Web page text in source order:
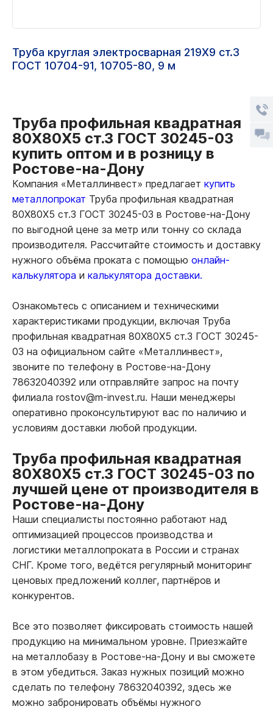
Труба круглая электросварная 219Х9 ст.3
ГОСТ 10704-91, 10705-80, 9 м
Труба профильная квадратная
80Х80Х5 ст.3 ГОСТ 30245-03
купить оптом и в розницу в
Ростове-на-Дону
Компания «Металлинвест» предлагает купить
металлопрокат Труба профильная квадратная
80Х80Х5 ст.3 ГОСТ 30245-03 в Ростове-на-Дону
по выгодной цене за метр или тонну со склада
производителя. Рассчитайте стоимость и доставку
нужного объёма проката с помощью онлайн-
калькулятора и калькулятора доставки.
Ознакомьтесь с описанием и техническими
характеристиками продукции, включая Труба
профильная квадратная 80Х80Х5 ст.3 ГОСТ 30245-
03 на официальном сайте «Металлинвест»,
звоните по телефону в Ростове-на-Дону
78632040392 или отправляйте запрос на почту
филиала rostov@m-invest.ru. Наши менеджеры
оперативно проконсультируют вас по наличию и
условиям доставки любой продукции.
Труба профильная квадратная
80Х80Х5 ст.3 ГОСТ 30245-03 по
лучшей цене от производителя в
Ростове-на-Дону
Наши специалисты постоянно работают над
оптимизацией процессов производства и
логистики металлопроката в России и странах
СНГ. Кроме того, ведётся регулярный мониторинг
ценовых предложений коллег, партнёров и
конкурентов.
Все это позволяет фиксировать стоимость нашей
продукцию на минимальном уровне. Приезжайте
на металлобазу в Ростове-на-Дону и вы сможете
в этом убедиться. Заказ нужных позиций можно
сделать по телефону 78632040392, здесь же
можно забронировать объёмы нужного